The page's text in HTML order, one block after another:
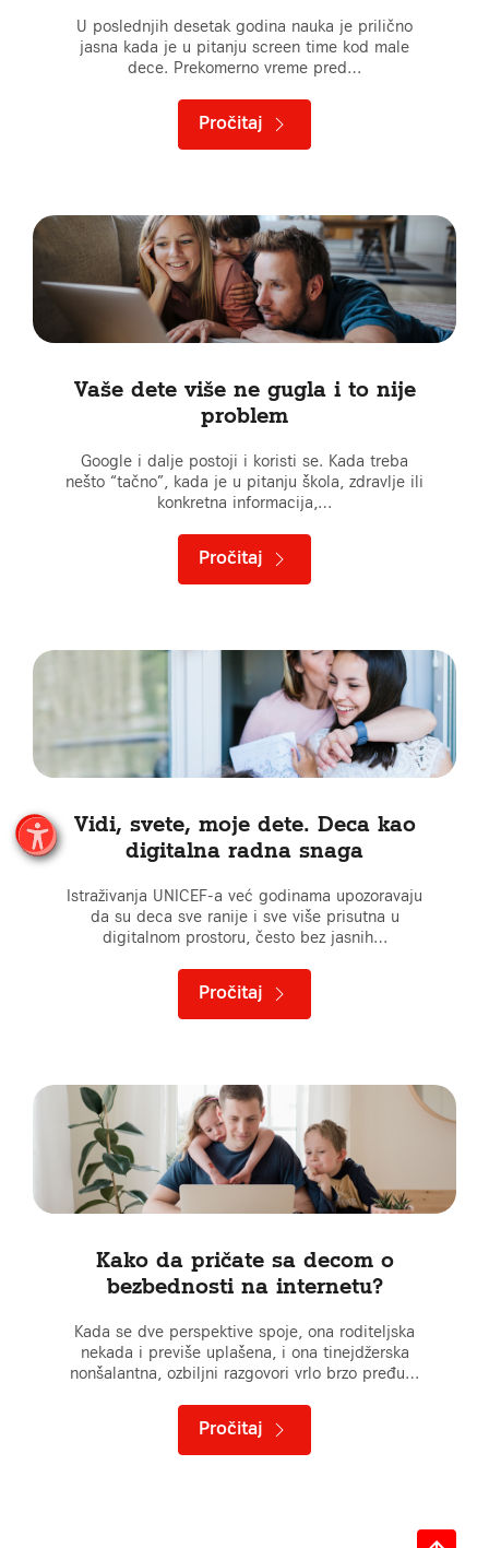
U poslednjih desetak godina nauka je prilično
jasna kada je u pitanju screen time kod male
dece. Prekomerno vreme pred…
Pročitaj
Vaše dete više ne gugla i to nije
problem
Google i dalje postoji i koristi se. Kada treba
nešto “tačno”, kada je u pitanju škola, zdravlje ili
konkretna informacija,…
Pročitaj
Vidi, svete, moje dete. Deca kao
digitalna radna snaga
Istraživanja UNICEF-a već godinama upozoravaju
da su deca sve ranije i sve više prisutna u
digitalnom prostoru, često bez jasnih…
Pročitaj
Kako da pričate sa decom o
bezbednosti na internetu?
Kada se dve perspektive spoje, ona roditeljska
nekada i previše uplašena, i ona tinejdžerska
nonšalantna, ozbiljni razgovori vrlo brzo pređu…
Pročitaj